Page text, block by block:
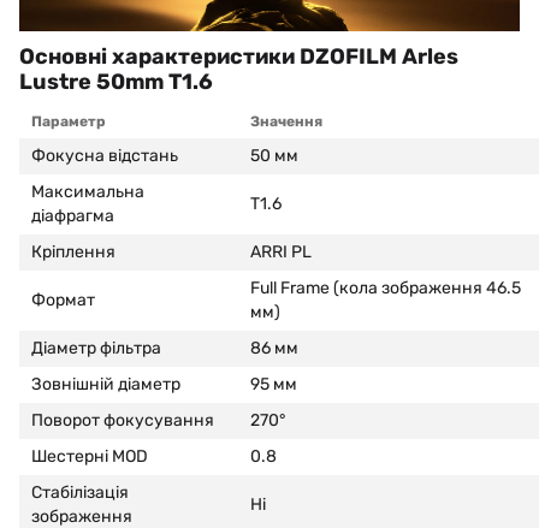
Основні характеристики DZOFILM Arles
Lustre 50mm T1.6
Параметр Значення
Фокусна відстань
50 мм
Максимальна
діафрагма
T1.6
Кріплення ARRI PL
Формат
Full Frame (кола зображення 46.5
мм)
Діаметр фільтра
86 мм
Зовнішній діаметр
95 мм
Поворот фокусування
270°
Шестерні MOD
0.8
Стабілізація
зображення
Ні